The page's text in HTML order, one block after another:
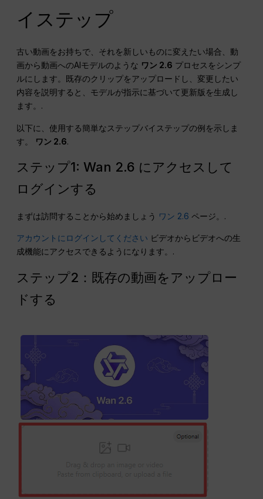
イステップ
古い動画をお持ちで、それを新しいものに変えたい場合、動
画から動画へのAIモデルのような ワン 2.6 プロセスをシンプ
ルにします。既存のクリップをアップロードし、変更したい
内容を説明すると、モデルが指示に基づいて更新版を生成し
ます。.
以下に、使用する簡単なステップバイステップの例を示しま
す。 ワン 2.6.
ステップ1: Wan 2.6 にアクセスして
ログインする
まずは訪問することから始めましょう ワン 2.6 ページ。.
アカウントにログインしてください ビデオからビデオへの生
成機能にアクセスできるようになります。.
ステップ2：既存の動画をアップロー
ドする